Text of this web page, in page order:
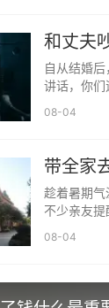
和丈夫
自从结婚
讲话，你
08-04
带全家
值？
趁着暑期
不少亲友
08-04